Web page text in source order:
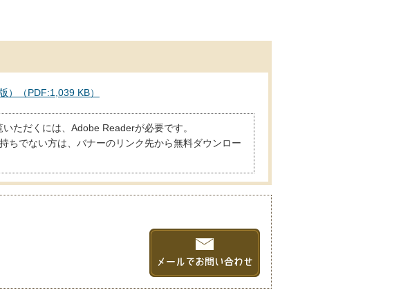
）（PDF:1,039 KB）
ただくには、Adobe Readerが必要です。
ちでない方は、バナーのリンク先から無料ダウンロー